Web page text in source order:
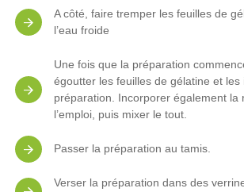
A côté, faire tremper les feuilles de
l’eau froide
Une fois que la préparation
égoutter les feuilles de gélatine et les
préparation. Incorporer également la
l’emploi, puis mixer le tout.
Passer la préparation au tamis.
Verser la préparation dans des